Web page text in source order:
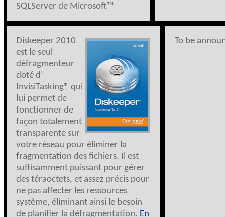
SQLServer de Microsoft™
Diskeeper 2010
est le seul
défragmenteur
doté d’
InvisiTasking® qui
lui permet de
fonctionner de
façon totalement
transparente sur
votre réseau pour éliminer la
fragmentation des fichiers. Il est
suffisamment puissant pour gérer
des téraoctets, et assez précis pour
ne pas affecter les ressources
système, éliminant ainsi le besoin
de planifier la défragmentation. En
To be